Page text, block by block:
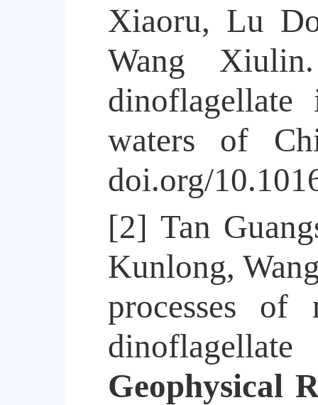
Xiaoru, Lu
Wang
dinoflagellate
waters of
doi.org/
[2] Tan
Kunlong,
processes of
Geophysical